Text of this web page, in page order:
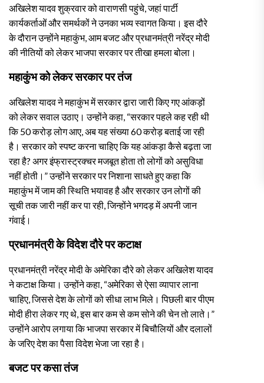
अखिलेश यादव शुक्रवार को वाराणसी पहुंचे, जहां पार्टी
कार्यकर्ताओं और समर्थकों ने उनका भव्य स्वागत किया। इस दौरे
के दौरान उन्होंने महाकुंभ, आम बजट और प्रधानमंत्री नरेंद्र मोदी
की नीतियों को लेकर भाजपा सरकार पर तीखा हमला बोला।
महाकुंभ को लेकर सरकार पर तंज
अखिलेश यादव ने महाकुंभ में सरकार द्वारा जारी किए गए आंकड़ों
को लेकर सवाल उठाए। उन्होंने कहा, “सरकार पहले कह रही थी
कि 50 करोड़ लोग आए, अब यह संख्या 60 करोड़ बताई जा रही
है। सरकार को स्पष्ट करना चाहिए कि यह आंकड़ा कैसे बढ़ता जा
रहा है? अगर इंफ्रास्ट्रक्चर मजबूत होता तो लोगों को असुविधा
नहीं होती।” उन्होंने सरकार पर निशाना साधते हुए कहा कि
महाकुंभ में जाम की स्थिति भयावह है और सरकार उन लोगों की
सूची तक जारी नहीं कर पा रही, जिन्होंने भगदड़ में अपनी जान
गंवाई।
प्रधानमंत्री के विदेश दौरे पर कटाक्ष
प्रधानमंत्री नरेंद्र मोदी के अमेरिका दौरे को लेकर अखिलेश यादव
ने कटाक्ष किया। उन्होंने कहा, “अमेरिका से ऐसा व्यापार लाना
चाहिए, जिससे देश के लोगों को सीधा लाभ मिले। पिछली बार पीएम
मोदी हीरा लेकर गए थे, इस बार कम से कम सोने की चेन तो लाते।”
उन्होंने आरोप लगाया कि भाजपा सरकार में बिचौलियों और दलालों
के जरिए देश का पैसा विदेश भेजा जा रहा है।
बजट पर कसा तंज